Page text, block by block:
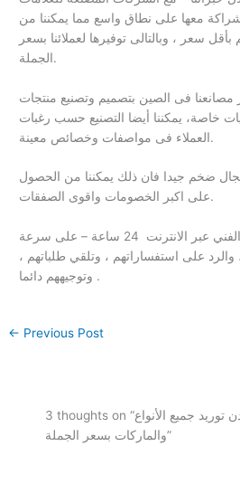
شراكة معها على نطاق واسع مما يمكننا من
سعر ، وبالتالى توفيرها لعملائنا بسعر
الجملة.
مصانعنا فى الصين بتصميم وتصنيع منتجات
خاصة، يمكننا أيضا التصنيع حسب رغبات
العملاء فى مواصفات وخصائص معينة.
ضخم جيدا فان ذلك يمكننا من الحصول
على اكبر الخصومات واقوى الصفقات.
نعمل -من خلال الدعم الفني عبر الانترنت 24 ساعة – على سرعة
والرد على استفساراتهم ، وتلقي طلباتهم ،
وتوجيههم دائما .
← Previous Post
3 thoughts on “شاشات عرض الأردن توريد جميع الأنواع
والماركات بسعر الجملة”